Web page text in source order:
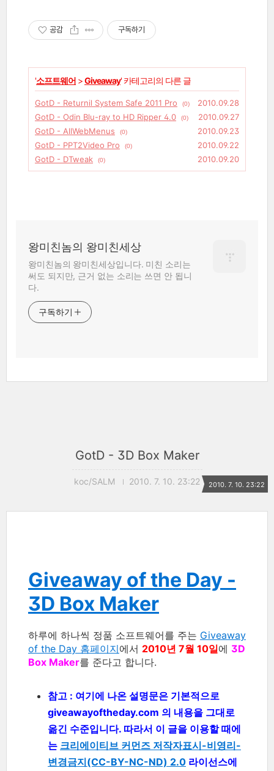
공감 구독하기
'소프트웨어 >Giveaway' 카테고리의 다른 글
GotD - Returnil System Safe 2011 Pro (0)
2010.09.28
GotD - Odin Blu-ray to HD Ripper 4.0
(0)
2010.09.27
GotD - AllWebMenus
(0)
2010.09.23
GotD - PPT2Video Pro
(0)
2010.09.22
GotD - DTweak
(0) 2010.09.20
왕미친놈의 왕미친세상
왕미친놈의 왕미친세상입니다. 미친 소리는
써도 되지만, 근거 없는 소리는 쓰면 안 됩니
다.
구독하기
GotD - 3D Box Maker
koc/SALM 2010. 7. 10. 23:22 2010. 7. 10. 23:22
Giveaway of the Day -
3D Box Maker
하루에 하나씩 정품 소프트웨어를 주는 Giveaway
of the Day 홈페이지에서 2010년 7월 10일에 3D
Box Maker를 준다고 합니다.
참고 : 여기에 나온 설명문은 기본적으로
giveawayoftheday.com 의 내용을 그대로
옮긴 수준입니다. 따라서 이 글을 이용할 때에
는 크리에이티브 커먼즈 저작자표시-비영리-
변경금지(CC-BY-NC-ND) 2.0 라이선스에